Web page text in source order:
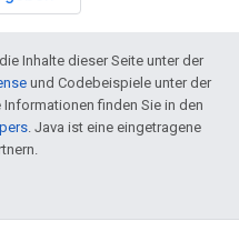
Inhalte dieser Seite unter der
und Codebeispiele unter der
Informationen finden Sie in den
. Java ist eine eingetragene